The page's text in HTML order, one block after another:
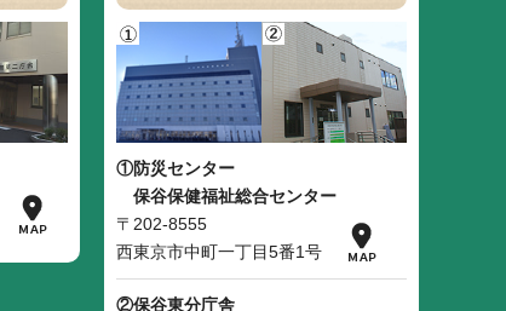
①防災センター
保谷保健福祉総合センター
〒202-8555
西東京市中町一丁目5番1号
②保谷東分庁舎